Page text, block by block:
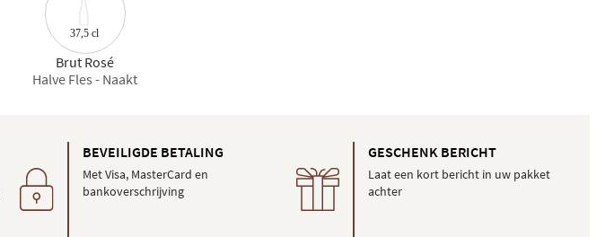
37,5 cl
Brut Rosé
Halve Fles - Naakt
BEVEILIGDE BETALING
Met Visa, MasterCard en
bankoverschrijving
GESCHENK BERICHT
Laat een kort bericht in uw pakket
achter